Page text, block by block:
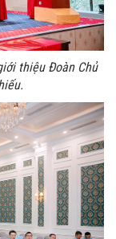
thiệu Đoàn Chủ